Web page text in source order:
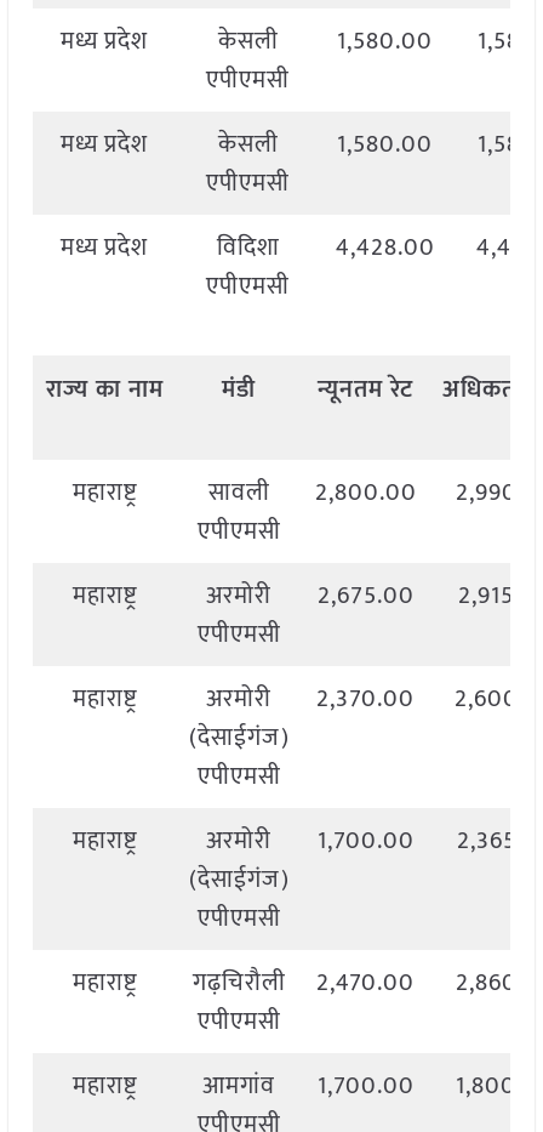
मध्य प्रदेश
केसली
एपीएमसी
1,580.00
मध्य प्रदेश
केसली
एपीएमसी
1,580.00
मध्य प्रदेश
विदिशा
एपीएमसी
4,428.00
राज्यकानाम मंडी न्यूनतमरेट अधिकतम
महाराष्ट्र
सावली
एपीएमसी
2,800.00
महाराष्ट्र
अरमोरी
एपीएमसी
2,675.00
महाराष्ट्र
अरमोरी
(देसाईगंज)
एपीएमसी
2,370.00
महाराष्ट्र
अरमोरी
(देसाईगंज)
एपीएमसी
1,700.00
महाराष्ट्र
गढ़चिरौली
एपीएमसी
2,470.00
महाराष्ट्र
आमगांव
1,700.00